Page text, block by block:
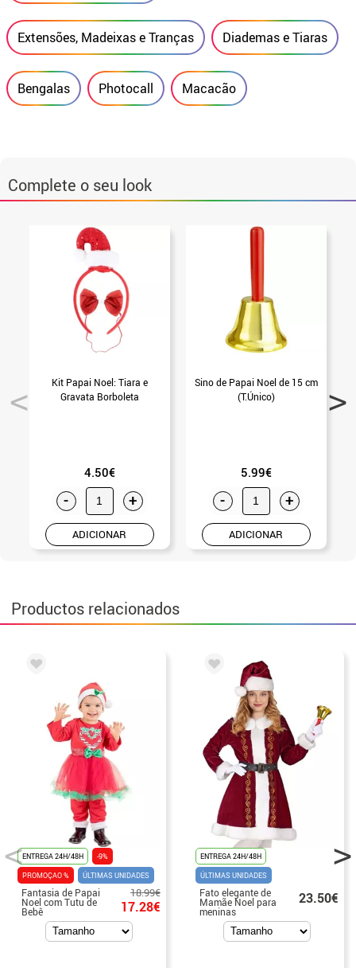
Extensões, Madeixas e Tranças Diademas e Tiaras
Bengalas Photocall Macacão
Complete o seu look
Kit Papai Noel: Tiara e
Gravata Borboleta
4.50€
- +
ADICIONAR
Sino de Papai Noel de 15 cm
(T.Único)
5.99€
- +
ADICIONAR
Productos relacionados
ENTREGA 24H/48H
-9%
PROMOÇAO %
ÚLTIMAS UNIDADES
Fantasia de Papai
Noel com Tutu de
Bebê
18.99€
17.28€
ENTREGA 24H/48H
ÚLTIMAS UNIDADES
Fato elegante de
Mamãe Noel para
meninas
23.50€